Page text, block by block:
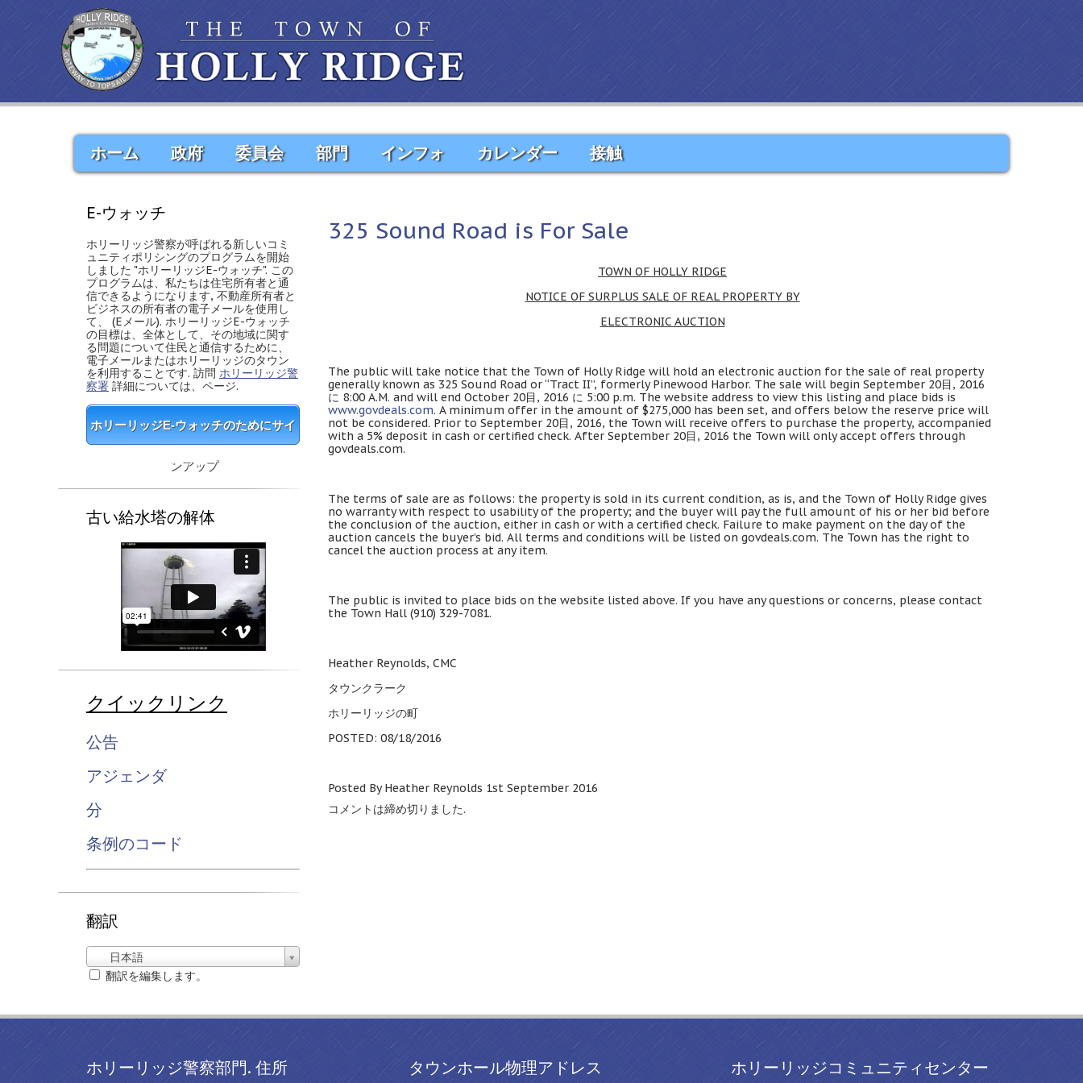
ホーム 政府 委員会 部門 インフォ カレンダー 接触
E-ウォッチ
ホリーリッジ警察が呼ばれる新しいコミ
ュニティポリシングのプログラムを開始
しました "ホリーリッジE-ウォッチ". この
プログラムは、私たちは住宅所有者と通
信できるようになります, 不動産所有者と
ビジネスの所有者の電子メールを使用し
て、 (Eメール). ホリーリッジE-ウォッチ
の目標は、全体として、その地域に関す
る問題について住民と通信するために、
電子メールまたはホリーリッジのタウン
を利用することです. 訪問 ホリーリッジ警
察署 詳細については、ページ.
ホリーリッジE-ウォッチのためにサイ
ンアップ
古い給水塔の解体
クイックリンク
公告
アジェンダ
分
条例のコード
翻訳
日本語
翻訳を編集します。
325 Sound Road is For Sale
TOWN OF HOLLY RIDGE
NOTICE OF SURPLUS SALE OF REAL PROPERTY BY
ELECTRONIC AUCTION
The public will take notice that the Town of Holly Ridge will hold an electronic auction for the sale of real property
generally known as 325 Sound Road or “Tract II”, formerly Pinewood Harbor. The sale will begin September 20目, 2016
に 8:00 A.M. and will end October 20目, 2016 に 5:00 p.m. The website address to view this listing and place bids is
www.govdeals.com. A minimum offer in the amount of $275,000 has been set, and offers below the reserve price will
not be considered. Prior to September 20目, 2016, the Town will receive offers to purchase the property, accompanied
with a 5% deposit in cash or certified check. After September 20目, 2016 the Town will only accept offers through
govdeals.com.
The terms of sale are as follows: the property is sold in its current condition, as is, and the Town of Holly Ridge gives
no warranty with respect to usability of the property; and the buyer will pay the full amount of his or her bid before
the conclusion of the auction, either in cash or with a certified check. Failure to make payment on the day of the
auction cancels the buyer’s bid. All terms and conditions will be listed on govdeals.com. The Town has the right to
cancel the auction process at any item.
The public is invited to place bids on the website listed above. If you have any questions or concerns, please contact
the Town Hall (910) 329-7081.
Heather Reynolds, CMC
タウンクラーク
ホリーリッジの町
POSTED: 08/18/2016
Posted By Heather Reynolds 1st September 2016
コメントは締め切りました.
ホリーリッジ警察部門. 住所 タウンホール物理アドレス ホリーリッジコミュニティセンター